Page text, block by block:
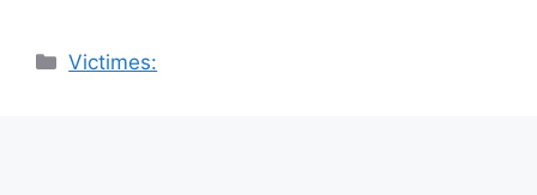
Catégories
Victimes: